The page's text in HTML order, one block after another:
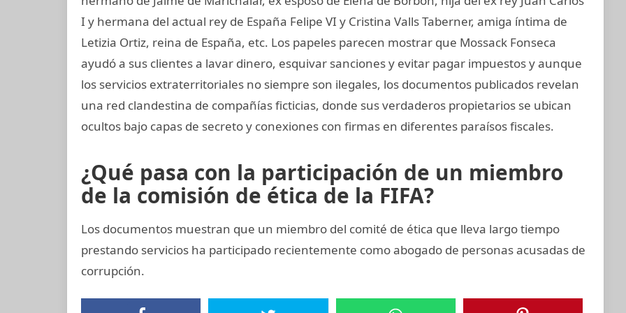
I y hermana del actual rey de España Felipe VI y Cristina Valls Taberner, amiga íntima de
Letizia Ortiz, reina de España, etc. Los papeles parecen mostrar que Mossack Fonseca
ayudó a sus clientes a lavar dinero, esquivar sanciones y evitar pagar impuestos y aunque
los servicios extraterritoriales no siempre son ilegales, los documentos publicados revelan
una red clandestina de compañías ficticias, donde sus verdaderos propietarios se ubican
ocultos bajo capas de secreto y conexiones con firmas en diferentes paraísos fiscales.
¿Qué pasa con la participación de un miembro
de la comisión de ética de la FIFA?
Los documentos muestran que un miembro del comité de ética que lleva largo tiempo
prestando servicios ha participado recientemente como abogado de personas acusadas de
corrupción.